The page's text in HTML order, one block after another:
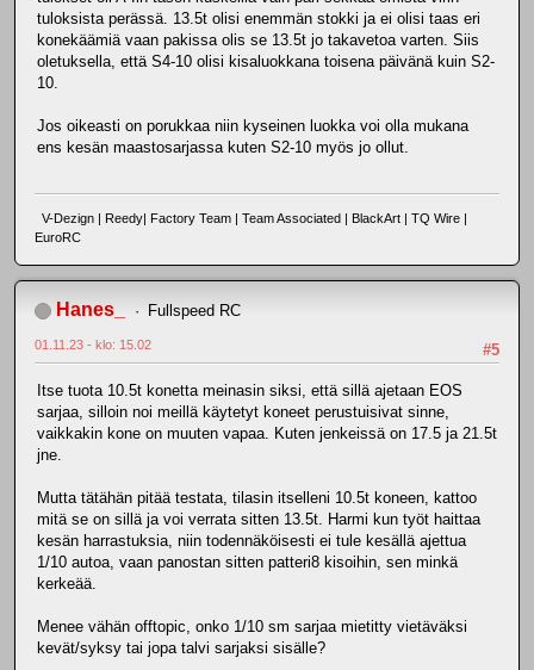
tuloksista perässä. 13.5t olisi enemmän stokki ja ei olisi taas eri
konekäämiä vaan pakissa olis se 13.5t jo takavetoa varten. Siis
oletuksella, että S4-10 olisi kisaluokkana toisena päivänä kuin S2-
10.
Jos oikeasti on porukkaa niin kyseinen luokka voi olla mukana
ens kesän maastosarjassa kuten S2-10 myös jo ollut.
V-Dezign | Reedy| Factory Team | Team Associated | BlackArt | TQ Wire |
EuroRC
Hanes_ Fullspeed RC
#5
01.11.23 - klo: 15.02
Itse tuota 10.5t konetta meinasin siksi, että sillä ajetaan EOS
sarjaa, silloin noi meillä käytetyt koneet perustuisivat sinne,
vaikkakin kone on muuten vapaa. Kuten jenkeissä on 17.5 ja 21.5t
jne.
Mutta tätähän pitää testata, tilasin itselleni 10.5t koneen, kattoo
mitä se on sillä ja voi verrata sitten 13.5t. Harmi kun työt haittaa
kesän harrastuksia, niin todennäköisesti ei tule kesällä ajettua
1/10 autoa, vaan panostan sitten patteri8 kisoihin, sen minkä
kerkeää.
Menee vähän offtopic, onko 1/10 sm sarjaa mietitty vietäväksi
kevät/syksy tai jopa talvi sarjaksi sisälle?